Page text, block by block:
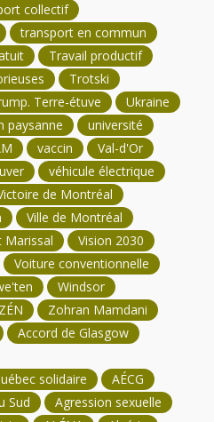
collectif
transport en commun
Travail productif
Trotski
Terre-étuve
Ukraine
paysanne
université
vaccin
Val-d'Or
véhicule électrique
de Montréal
Ville de Montréal
Marissal
Vision 2030
Voiture conventionnelle
Windsor
ZÉN
Zohran Mamdani
Accord de Glasgow
solidaire
AÉCG
Sud
Agression sexuelle